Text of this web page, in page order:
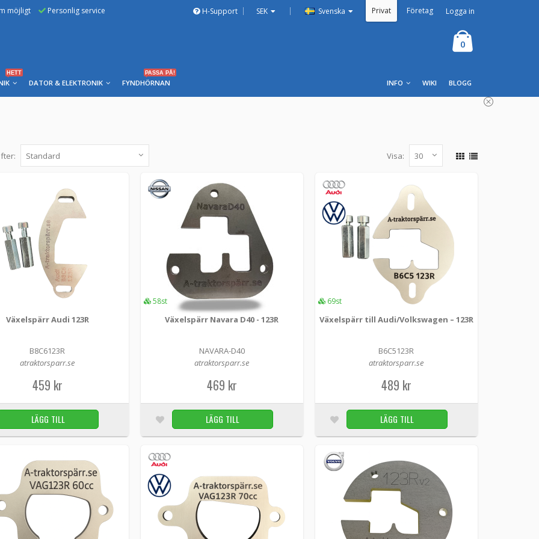
möjligt Personlig service H-Support SEK | Svenska Privat Företag Logga in
0
HETT
DATOR & ELEKTRONIK FYNDHÖRNAN
PASSA PÅ!
BLOGG
WIKI
INFO
Visa:
Växelspärr Audi 123R
atraktorsparr.se
Spärrplattan är anpassad för 5 & 6-växlade lådor, kvar blir 123R. OBS: Jämför produktbilden med
459 kr LÄGG I KUNDVAGN
Växelspärr Navara D40 - 123R
Navara-D40 - atraktorsparr.se
spärr kan du enkelt låsa växlarna 4 och 5 på den 5...
LÄGG I KUNDVAGN
Växelspärr till Audi/Volkswagen – 123R
B6C5123R - atraktorsparr.se
Spärrplattan är anpassad för 5-växlade lådor. Plattan spärrar 4 & 5, kvar blir 123R. OBS: Jämför
produktbilden med spakstället i din bil i...
489 kr LÄGG I KUNDVAGN
69st
Växelspärr Audi 123R
B8C6123R
atraktorsparr.se
459 kr
LÄGG TILL
58st
Växelspärr Navara D40 - 123R
NAVARA-D40
atraktorsparr.se
469 kr
LÄGG TILL
69st
Växelspärr till Audi/Volkswagen – 123R
B6C5123R
atraktorsparr.se
489 kr
LÄGG TILL